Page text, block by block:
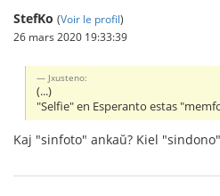
StefKo (Voir le profil)
26 mars 2020 19:33:39
Jxusteno:
(...)
"Selfie" en Esperanto estas
Kaj "sinfoto" ankaŭ? Kiel